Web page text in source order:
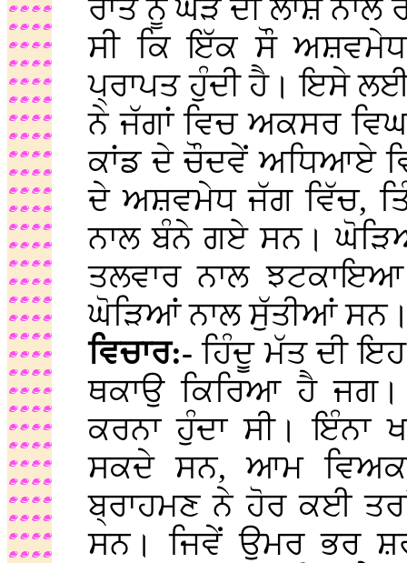
ਰਾਤ ਨੂੰ ਘੋੜੇ ਦੀ ਲਾਸ਼ ਨਾਲ
ਸੀ ਕਿ ਇੱਕ ਸੌ
ਪ੍ਰਾਪਤ ਹੁੰਦੀ ਹੈ। ਇਸੇ ਲਈ
ਨੇ ਜੱਗਾਂ ਵਿਚ ਅਕਸਰ
ਕਾਂਡ ਦੇ ਚੌਦਵੇਂ ਅਧਿਆਏ
ਦੇ ਅਸ਼ਵਮੇਧ ਜੱਗ ਵਿੱਚ,
ਨਾਲ ਬੰਨੇ ਗਏ ਸਨ।
ਤਲਵਾਰ ਨਾਲ
ਘੋੜਿਆਂ ਨਾਲ ਸੁੱਤੀਆਂ ਸਨ।
ਵਿਚਾਰ:- ਹਿੰਦੂ ਮੱਤ ਦੀ
ਥਕਾਉ ਕਿਰਿਆ ਹੈ
ਕਰਨਾ ਹੁੰਦਾ ਸੀ। ਇੰਨਾ
ਸਕਦੇ ਸਨ, ਆਮ
ਬ੍ਰਾਹਮਣ ਨੇ ਹੋਰ ਕਈ
ਸਨ। ਜਿਵੇਂ ਉਮਰ ਭਰ